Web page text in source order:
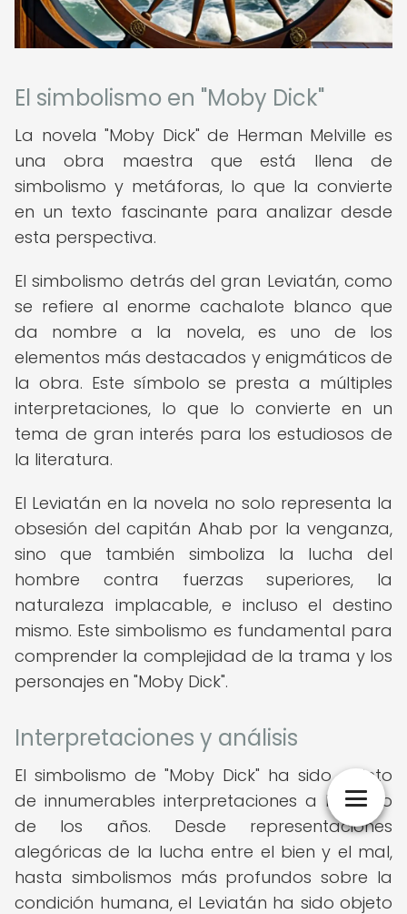
El simbolismo en "Moby Dick"
La novela "Moby Dick" de Herman Melville es
una obra maestra que está llena de
simbolismo y metáforas, lo que la convierte
en un texto fascinante para analizar desde
esta perspectiva.
El simbolismo detrás del gran Leviatán, como
se refiere al enorme cachalote blanco que
da nombre a la novela, es uno de los
elementos más destacados y enigmáticos de
la obra. Este símbolo se presta a múltiples
interpretaciones, lo que lo convierte en un
tema de gran interés para los estudiosos de
la literatura.
El Leviatán en la novela no solo representa la
obsesión del capitán Ahab por la venganza,
sino que también simboliza la lucha del
hombre contra fuerzas superiores, la
naturaleza implacable, e incluso el destino
mismo. Este simbolismo es fundamental para
comprender la complejidad de la trama y los
personajes en "Moby Dick".
Interpretaciones y análisis
El simbolismo de "Moby Dick" ha sido objeto
de innumerables interpretaciones a lo largo
de los años. Desde representaciones
alegóricas de la lucha entre el bien y el mal,
hasta simbolismos más profundos sobre la
condición humana, el Leviatán ha sido objeto